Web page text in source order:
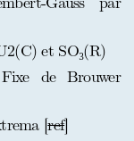
et SO₃(R)
de Brouwer
[ref]